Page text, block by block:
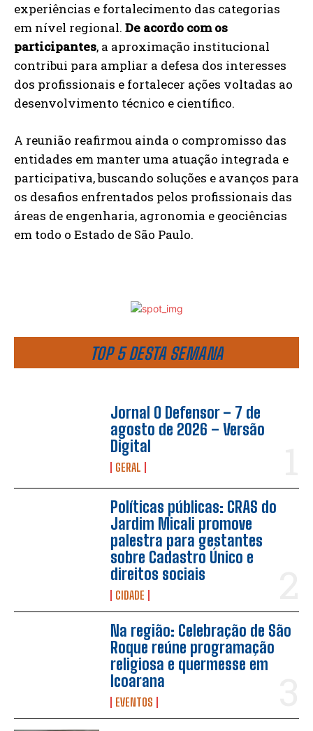
TOP 5 DESTA SEMANA
Jornal O Defensor – 7 de
agosto de 2026 – Versão
Digital
GERAL
Políticas públicas: CRAS do
Jardim Micali promove
palestra para gestantes
sobre Cadastro Único e
direitos sociais
CIDADE
Na região: Celebração de São
Roque reúne programação
religiosa e quermesse em
Icoarana
EVENTOS
experiências e fortalecimento das categorias
em nível regional. De acordo com os
participantes, a aproximação institucional
contribui para ampliar a defesa dos interesses
dos profissionais e fortalecer ações voltadas ao
desenvolvimento técnico e científico.
A reunião reafirmou ainda o compromisso das
entidades em manter uma atuação integrada e
participativa, buscando soluções e avanços para
os desafios enfrentados pelos profissionais das
áreas de engenharia, agronomia e geociências
em todo o Estado de São Paulo.